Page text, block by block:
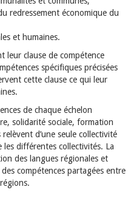
redressement économique du
et humaines.
leur clause de compétence
spécifiques précisées
cette clause ce qui leur
de chaque échelon
solidarité sociale, formation
d’une seule collectivité
différentes collectivités. La
des langues régionales et
compétences partagées entre